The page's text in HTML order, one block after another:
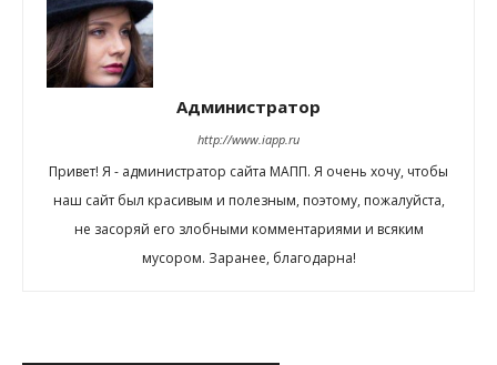
Администратор
http://www.iapp.ru
Привет! Я - администратор сайта МАПП. Я очень хочу, чтобы
наш сайт был красивым и полезным, поэтому, пожалуйста,
не засоряй его злобными комментариями и всяким
мусором. Заранее, благодарна!